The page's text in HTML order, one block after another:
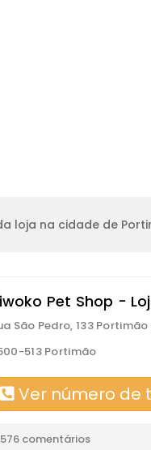
loja na cidade de
Pet Shop -
São Pedro, 133
513 Portimão
Ver número de
576 comentários